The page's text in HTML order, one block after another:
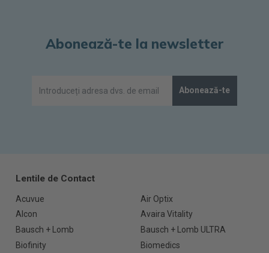
Abonează-te la newsletter
Abonează-te
Lentile de Contact
Acuvue
Air Optix
Alcon
Avaira Vitality
Bausch + Lomb
Bausch + Lomb ULTRA
Biofinity
Biomedics